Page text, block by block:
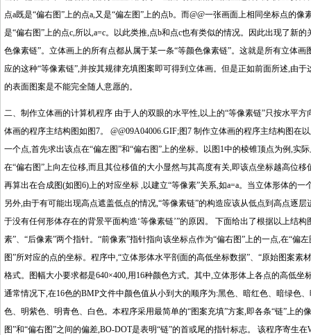
点a既是“偏右图”上的点a,又是“偏左图”上的点b。而@@一张画面上相同坐标点的
是“偏右图”上的点c,所以,a=c。以此类推,点b和点c也有类似的情况。因此出现了新
色像素链”。立体画上的所有点都从属于某一条“等颜色像素链”。这就是所有立体
应的这种“等像素链”,并按其规律充填图案即可得到立体画。但是正如前面所述,由
的表面图案是不能完全随人意愿的。
二、制作立体画的计算机程序 由于人的双眼的水平性,以上的“等像素链”只按水平
体画的程序主结构图如图7。 @@09A04006.GIF;图7 制作立体画的程序主结构图
一个点,首先求出该点在“偏左图”和“偏右图”上的坐标。以图1中的棱锥顶点为例,
在“偏右图”上向左位移,而且其位移值的大小显然与其高度有关,即该点坐标越高位
再算出在合成图(如图6)上的对应坐标 ,以建立“等像素”关系,如a=a。当立体形体的
另外,由于有可能出现高点遮盖低点的情况,“等像素链”的构造应该从低点到高点逐
于没有任何形体存在的背景平面构造‘等像素链’”的原因。 下面给出了根据以上结
素”、“后像素”两个指针。“前像素”指针指向该坐标点作为“偏右图”上的一点,在“偏
图”所对应的点的坐标。程序中,“立体形体水平剖面的高低坐标数据”、“原始图案素
格式。图幅大小要求都是640×400,用16种颜色方式。其中,立体形体上各点的高低
通常情况下,在16色的BMP文件中颜色值从小到大的顺序为:黑色、暗红色、暗绿色
色、明紫色、明青色、白色。本程序采用最简单的“图案充填”方案,即各条“链”上的
图”和“偏右图”之间的偏差,BO-DOT是表明“链”的首或尾的指针标志。 该程序寄生